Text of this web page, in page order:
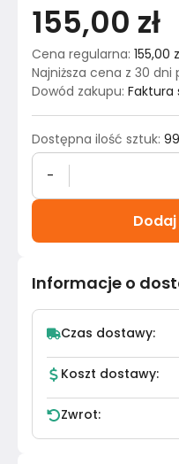
155,00 zł
Cena regularna: 155,00
Najniższa cena z 30 dni
Dowód zakupu: Faktura
Dostępna ilość sztuk:
-
Informacje o
Czas dostawy:
Koszt dostawy:
Zwrot: